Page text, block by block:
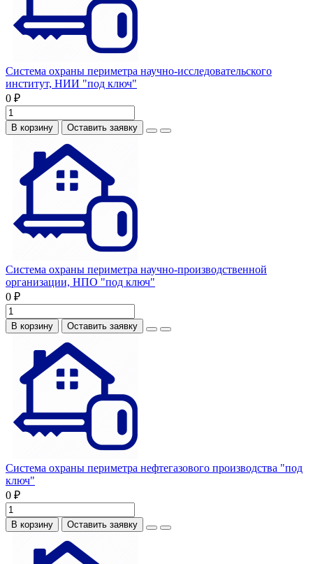
Система охраны периметра научно-исследовательского
институт, НИИ "под ключ"
0 ₽
В корзину Оставить заявку
Система охраны периметра научно-производственной
организации, НПО "под ключ"
0 ₽
В корзину Оставить заявку
Система охраны периметра нефтегазового производства "под
ключ"
0 ₽
В корзину Оставить заявку